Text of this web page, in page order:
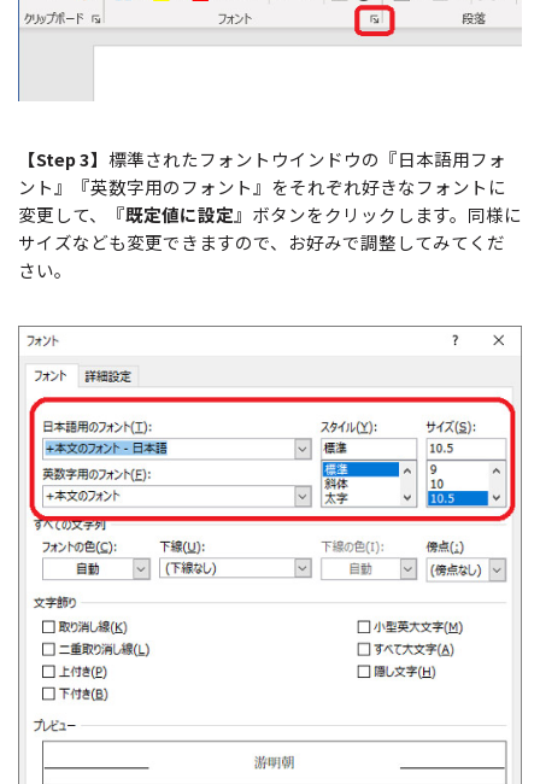
【Step 3】 標準されたフォントウインドウの『日本語用フォ
ント』『英数字用のフォント』をそれぞれ好きなフォントに
変更して、『既定値に設定』ボタンをクリックします。同様に
サイズなども変更できますので、お好みで調整してみてくだ
さい。